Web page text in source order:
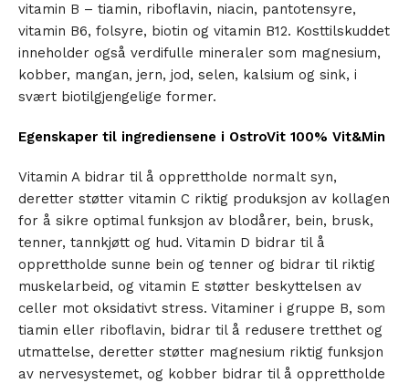
vitamin B – tiamin, riboflavin, niacin, pantotensyre,
vitamin B6, folsyre, biotin og vitamin B12. Kosttilskuddet
inneholder også verdifulle mineraler som magnesium,
kobber, mangan, jern, jod, selen, kalsium og sink, i
svært biotilgjengelige former.
Egenskaper til ingrediensene i OstroVit 100% Vit&Min
Vitamin A bidrar til å opprettholde normalt syn,
deretter støtter vitamin C riktig produksjon av kollagen
for å sikre optimal funksjon av blodårer, bein, brusk,
tenner, tannkjøtt og hud. Vitamin D bidrar til å
opprettholde sunne bein og tenner og bidrar til riktig
muskelarbeid, og vitamin E støtter beskyttelsen av
celler mot oksidativt stress. Vitaminer i gruppe B, som
tiamin eller riboflavin, bidrar til å redusere tretthet og
utmattelse, deretter støtter magnesium riktig funksjon
av nervesystemet, og kobber bidrar til å opprettholde